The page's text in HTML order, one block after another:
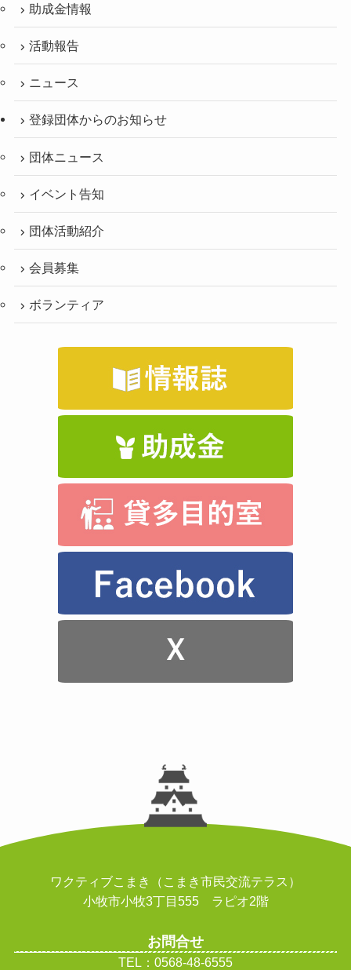
助成金情報
活動報告
ニュース
登録団体からのお知らせ
団体ニュース
イベント告知
団体活動紹介
会員募集
ボランティア
ワクティブこまき（こまき市民交流テラス）
小牧市小牧3丁目555 ラピオ2階
お問合せ
TEL：0568-48-6555